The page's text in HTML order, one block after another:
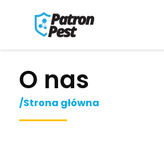
O nas
/Strona główna